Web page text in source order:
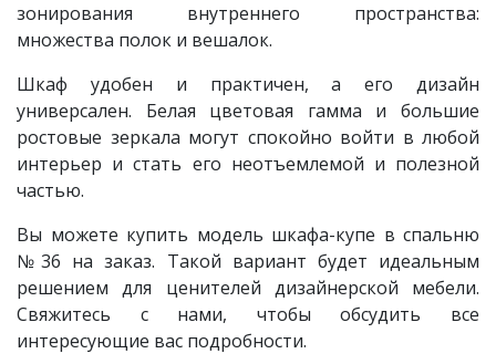
зонирования внутреннего пространства:
множества полок и вешалок.
Шкаф удобен и практичен, а его дизайн
универсален. Белая цветовая гамма и большие
ростовые зеркала могут спокойно войти в любой
интерьер и стать его неотъемлемой и полезной
частью.
Вы можете купить модель шкафа-купе в спальню
№36 на заказ. Такой вариант будет идеальным
решением для ценителей дизайнерской мебели.
Свяжитесь с нами, чтобы обсудить все
интересующие вас подробности.